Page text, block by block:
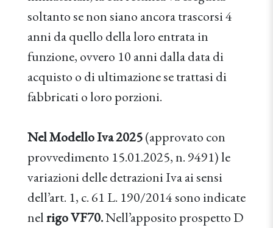
soltanto se non siano ancora trascorsi 4
anni da quello della loro entrata in
funzione, ovvero 10 anni dalla data di
acquisto o di ultimazione se trattasi di
fabbricati o loro porzioni.
Nel Modello Iva 2025(approvato con
provvedimento 15.01.2025, n. 9491) le
variazioni delle detrazioni Iva ai sensi
dell’art. 1, c. 61 L. 190/2014 sono indicate
nelrigo VF70.Nell’apposito prospetto D